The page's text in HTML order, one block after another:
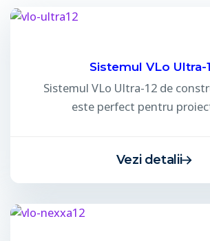
Sistemul VLo Ultra-
Sistemul VLo Ultra-12 de
este perfect pentru
Vezi detalii